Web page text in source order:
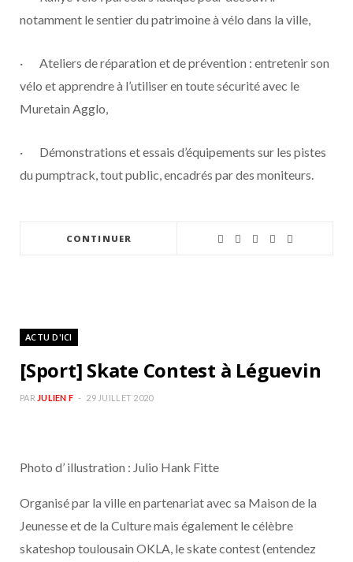
notamment le sentier du patrimoine à vélo dans la ville,
· Ateliers de réparation et de prévention : entretenir son
vélo et apprendre à l’utiliser en toute sécurité avec le
Muretain Agglo,
· Démonstrations et essais d’équipements sur les pistes
du pumptrack, tout public, encadrés par des moniteurs.
CONTINUER
ACTU D'ICI
[Sport] Skate Contest à Léguevin
PAR JULIEN F 29 JUILLET 2020
Photo d’ illustration : Julio Hank Fitte
Organisé par la ville en partenariat avec sa Maison de la
Jeunesse et de la Culture mais également le célèbre
skateshop toulousain OKLA, le skate contest (entendez